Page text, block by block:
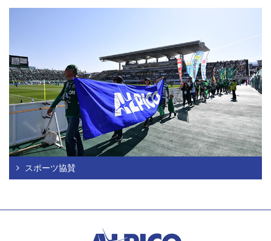
スポーツ協賛